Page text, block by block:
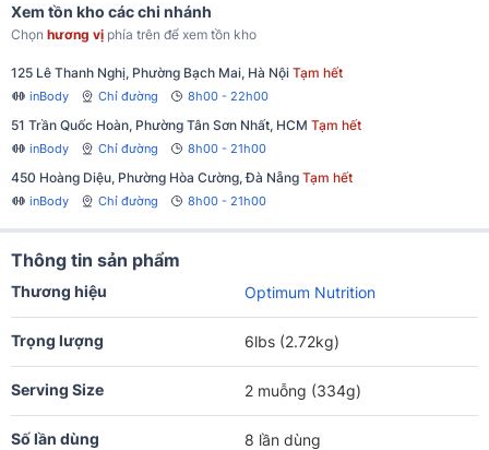
Xem tồn kho các chi nhánh
Chọn hương vị phía trên để xem tồn kho
125 Lê Thanh Nghị, Phường Bạch Mai, Hà Nội Tạm hết
inBody Chỉ đường 8h00 - 22h00
51 Trần Quốc Hoàn, Phường Tân Sơn Nhất, HCM Tạm hết
inBody Chỉ đường 8h00 - 21h00
450 Hoàng Diệu, Phường Hòa Cường, Đà Nẵng Tạm hết
inBody Chỉ đường 8h00 - 21h00
Thông tin sản phẩm
Thương hiệu Optimum Nutrition
Trọng lượng 6lbs (2.72kg)
Serving Size 2 muỗng (334g)
Số lần dùng 8 lần dùng